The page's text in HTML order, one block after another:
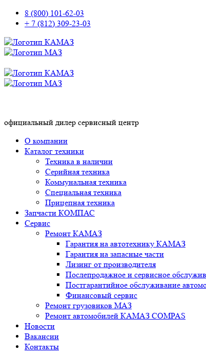
8 (800) 101-62-03
+ 7 (812) 309-23-03
официальный дилер сервисный центр
О компании
Каталог техники
Техника в наличии
Серийная техника
Коммунальная техника
Специальная техника
Прицепная техника
Запчасти КОМПАС
Сервис
Ремонт КАМАЗ
Гарантия на автотехнику КАМАЗ
Гарантия на запасные части
Лизинг от производителя
Послепродажное и сервисное
Постгарантийное обслуживание
Финансовый сервис
Ремонт грузовиков МАЗ
Ремонт автомобилей КАМАЗ COMPAS
Новости
Вакансии
Контакты